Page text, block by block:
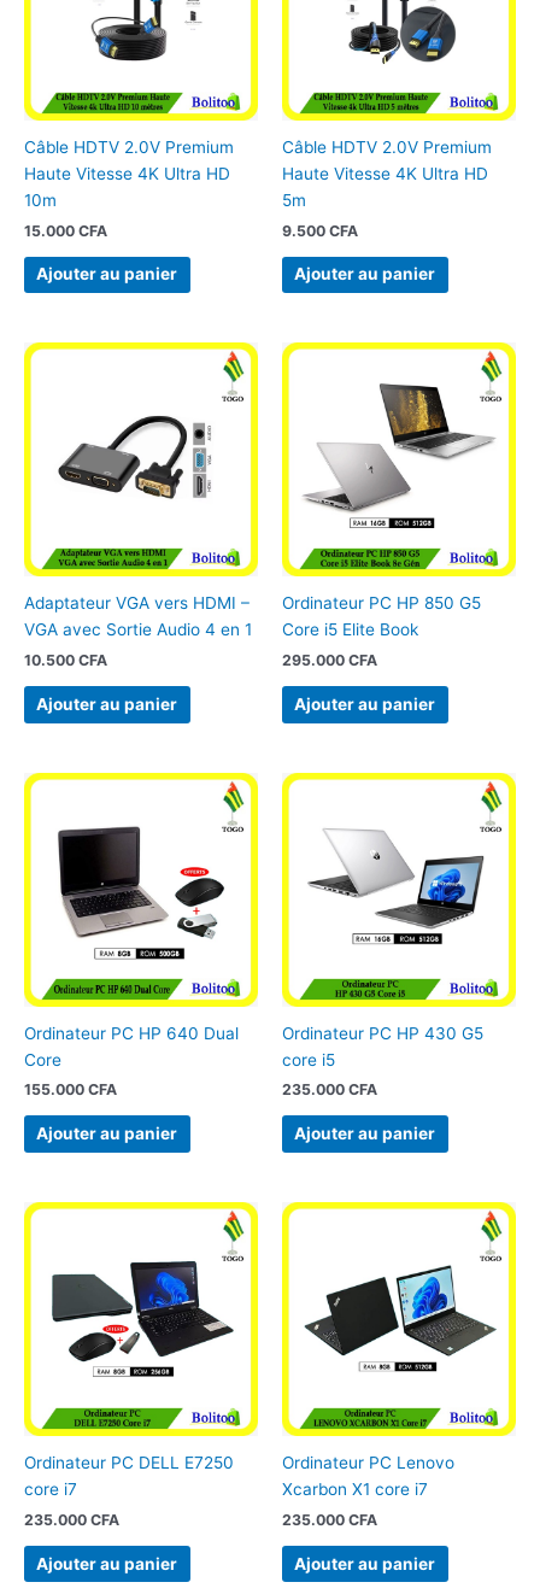
Câble HDTV 2.0V Premium
Haute Vitesse 4K Ultra HD
10m
15.000 CFA
Ajouter au panier
Câble HDTV 2.0V Premium
Haute Vitesse 4K Ultra HD
5m
9.500 CFA
Ajouter au panier
Adaptateur VGA vers HDMI –
VGA avec Sortie Audio 4 en 1
10.500 CFA
Ajouter au panier
Ordinateur PC HP 850 G5
Core i5 Elite Book
295.000 CFA
Ajouter au panier
Ordinateur PC HP 640 Dual
Core
155.000 CFA
Ajouter au panier
Ordinateur PC HP 430 G5
core i5
235.000 CFA
Ajouter au panier
Ordinateur PC DELL E7250
core i7
235.000 CFA
Ajouter au panier
Ordinateur PC Lenovo
Xcarbon X1 core i7
235.000 CFA
Ajouter au panier